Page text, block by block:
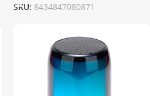
SKU: 8434847080871